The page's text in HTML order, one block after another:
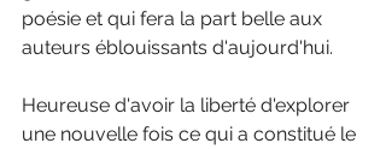
poésie et qui fera la part belle aux
auteurs éblouissants d'aujourd'hui.
Heureuse d'avoir la liberté d'explorer
une nouvelle fois ce qui a constitué le